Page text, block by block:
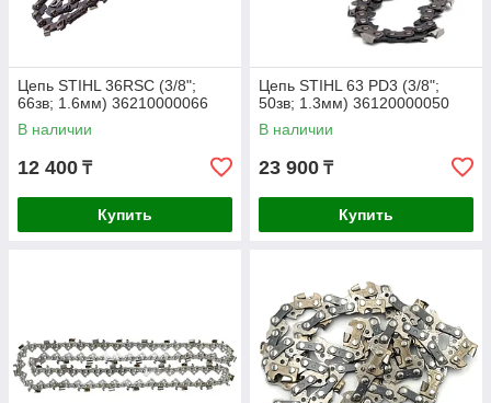
Цепь STIHL 36RSC (3/8";
66зв; 1.6мм) 36210000066
В наличии
12 400 ₸
Купить
Цепь STIHL 63 PD3 (3/8";
50зв; 1.3мм) 36120000050
В наличии
23 900 ₸
Купить